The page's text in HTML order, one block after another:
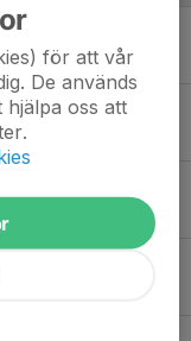
födda 2021
Anmälan öppen
för att vår
De används
oss att